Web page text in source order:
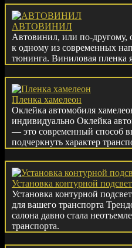
АВТОВИНИЛ
Автовинил, или по-другому,
к одному из современных
тюнинга. Виниловая
Пленка хамелеон
Оклейка автомобиля
индивидуально Оклейка
— это современный способ
подчеркнуть характер
Установка контурной
Установка контурной
для вашего транспорта
салона давно стала
транспорта.